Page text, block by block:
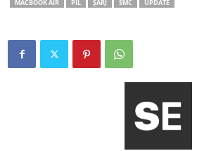
MACBOOK AIR
PIL ŞARJ SMC UPDATE